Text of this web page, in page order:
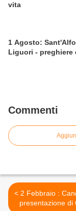
vita
1 Agosto:
Liguori - preghiere
Commenti
< 2 Febbraio : Candelora, la
presentazione di